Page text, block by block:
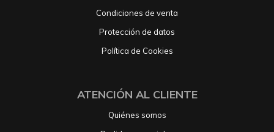
Condiciones de venta
Protección de datos
Política de Cookies
ATENCIÓN AL CLIENTE
Quiénes somos